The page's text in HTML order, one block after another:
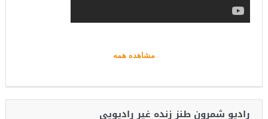
مشاهده همه
رادیو شمرون طنز زنده غیر رادیویی